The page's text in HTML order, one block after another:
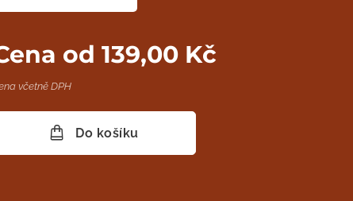
od139,00 Kč
včetně DPH
Do košíku